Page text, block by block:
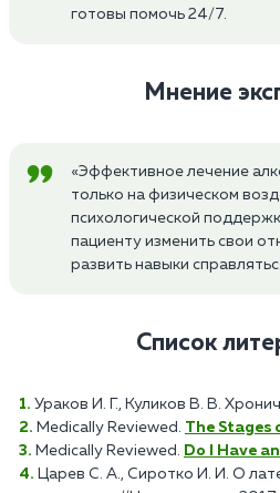
готовы помочь 24/7.
Мнение
«Эффективное лечение
только на физическом
психологической
пациенту изменить свои
развить навыки
Список
Ураков И. Г., Куликов В. В.
Medically Reviewed. The Stages
Medically Reviewed.
Do I Have
Царев С. А., Сиротко И. И. О